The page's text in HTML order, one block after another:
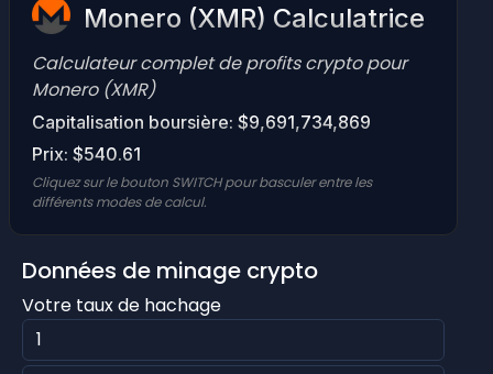
Monero (XMR) Calculatrice
Calculateur complet de profits crypto pour
Monero (XMR)
Capitalisation boursière: $9,691,734,869
Prix: $540.61
Cliquez sur le bouton SWITCH pour basculer entre les
différents modes de calcul.
Données de minage crypto
Votre taux de hachage